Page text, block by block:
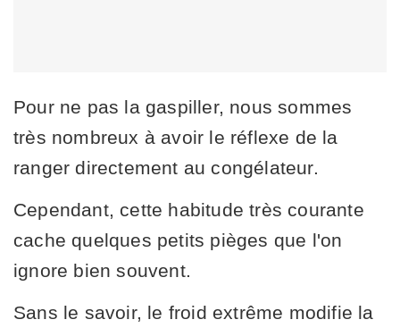
Pour ne pas la gaspiller, nous sommes
très nombreux à avoir le réflexe de la
ranger directement au congélateur.
Cependant, cette habitude très courante
cache quelques petits pièges que l'on
ignore bien souvent.
Sans le savoir, le froid extrême modifie la